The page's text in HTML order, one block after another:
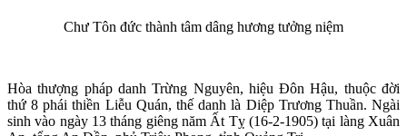
Chư Tôn đức thành tâm dâng hương tưởng niệm
Hòa thượng pháp danh Trừng Nguyên, hiệu Đôn Hậu, thuộc đời
thứ 8 phái thiền Liễu Quán, thế danh là Diệp Trương Thuần. Ngài
sinh vào ngày 13 tháng giêng năm Ất Tỵ (16-2-1905) tại làng Xuân